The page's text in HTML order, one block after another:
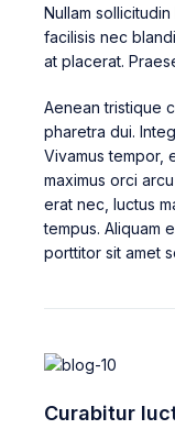
Nullam
facilisis nec
at placerat.
Aenean tristique
pharetra dui.
Vivamus tempor,
maximus orci
erat nec, luctus
tempus. Aliquam
porttitor sit amet
Curabitur